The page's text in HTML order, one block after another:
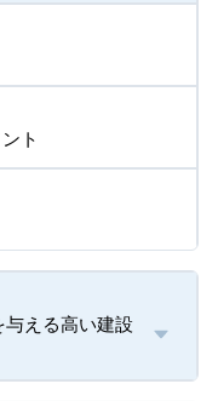
ト
える高い建設